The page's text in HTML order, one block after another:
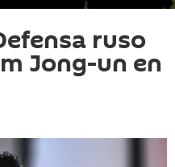
ruso
Jong-un en